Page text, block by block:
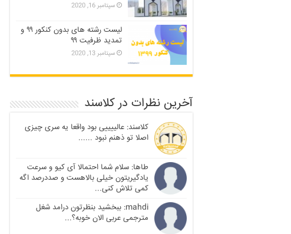
سپتامبر 16, 2020
لیست رشته های بدون کنکور ۹۹ و
تمدید ظرفیت ۹۹
سپتامبر 13, 2020
آخرین نظرات در کلاسند
کلاسند: عالییییی بود واقعا یه سری چیزی
اصلا تو ذهنم نبود ......
طاها: سلام شما احتمالا آی کیو و سرعت
یادگیریتون خیلی بالاهست و صددرصد اگه
کمی تلاش کنی...
mahdi: ببخشید بنظرتون درامد شغل
مترجمی عربی الان خوبه؟...